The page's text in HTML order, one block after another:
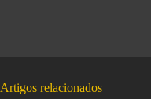
Artigos relacionados